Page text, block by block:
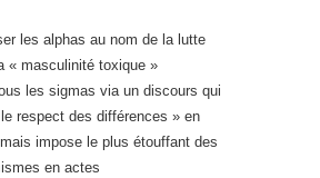
les alphas au nom de la lutte
« masculinité toxique »
les sigmas via un discours qui
respect des différences » en
impose le plus étouffant des
en actes